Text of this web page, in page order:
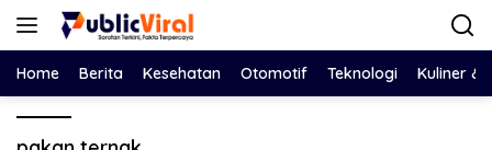
Langsung
Home Berita Kesehatan Otomotif Teknologi Kuliner &